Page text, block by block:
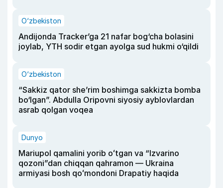
O‘zbekiston
Andijonda Tracker’ga 21 nafar bog‘cha bolasini
joylab, YTH sodir etgan ayolga sud hukmi o‘qildi
O‘zbekiston
“Sakkiz qator she’rim boshimga sakkizta bomba
bo‘lgan”. Abdulla Oripovni siyosiy ayblovlardan
asrab qolgan voqea
Dunyo
Mariupol qamalini yorib oʻtgan va “Izvarino
qozoni”dan chiqqan qahramon — Ukraina
armiyasi bosh qoʻmondoni Drapatiy haqida